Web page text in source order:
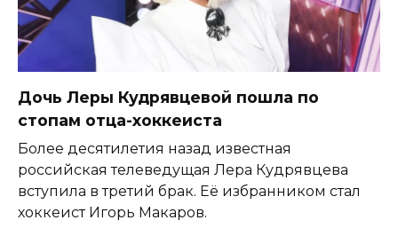
Дочь Леры Кудрявцевой пошла по
стопам отца-хоккеиста
Более десятилетия назад известная
российская телеведущая Лера Кудрявцева
вступила в третий брак. Её избранником стал
хоккеист Игорь Макаров.